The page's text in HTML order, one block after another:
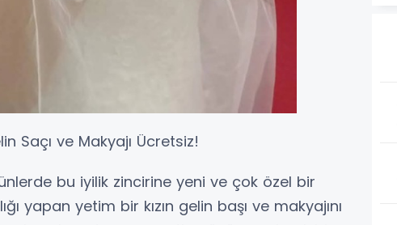
Saçı ve Makyajı Ücretsiz!
bu iyilik zincirine yeni ve çok özel bir
yapan yetim bir kızın gelin başı ve makyajını